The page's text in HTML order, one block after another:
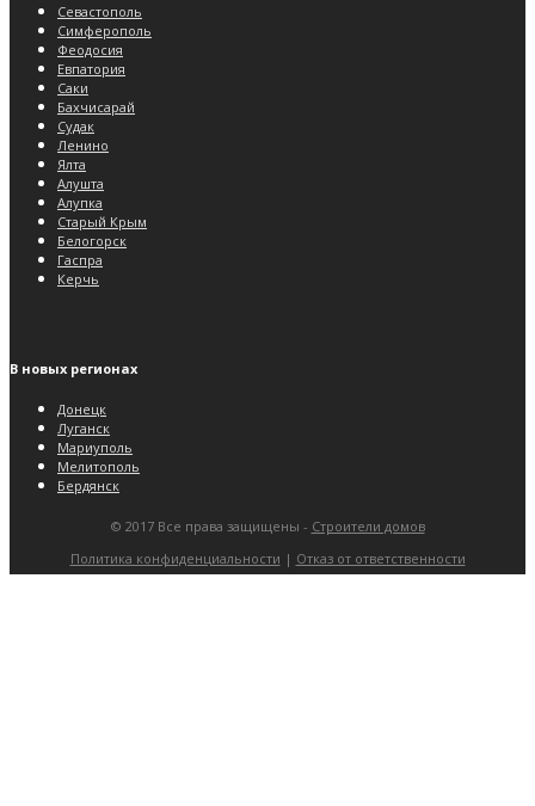
Севастополь
Симферополь
Феодосия
Евпатория
Саки
Бахчисарай
Судак
Ленино
Ялта
Алушта
Алупка
Старый Крым
Белогорск
Гаспра
Керчь
В новых регионах
Донецк
Луганск
Мариуполь
Мелитополь
Бердянск
© 2017 Все права защищены - Строители домов
Политика конфиденциальности | Отказ от ответственности